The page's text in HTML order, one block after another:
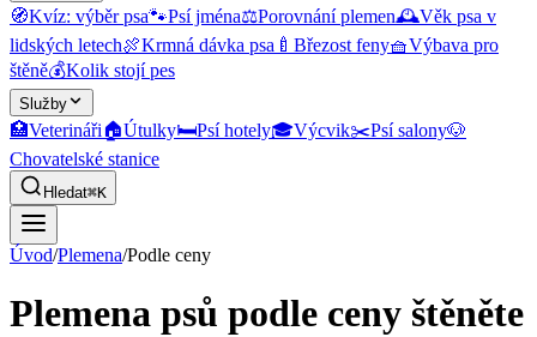
🧭Kvíz: výběr psa🐾Psí jména⚖️Porovnání plemen🕰️Věk psa v
lidských letech🍖Krmná dávka psa 🍼 Březost feny🧺Výbava pro
štěně💰Kolik stojí pes
Služby
🏥Veterináři🏠Útulky🛏️Psí hotely🎓Výcvik✂️Psí salony🐶
Chovatelské stanice
Hledat⌘K
Úvod/Plemena/Podle ceny
Plemena psů podle ceny štěněte